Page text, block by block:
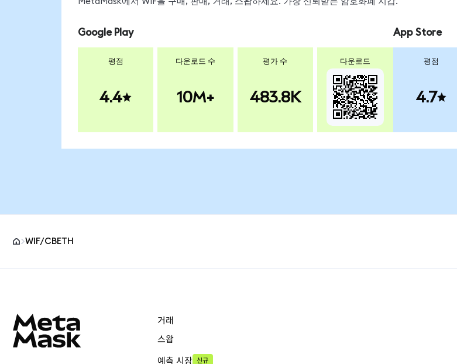
Google Play
평점
4.4
다운로드 수
10M+
평가 수
483.8K
다운로드
App Store
평점
4.7
WIF/CBETH
거래
스왑
예측 시장 신규